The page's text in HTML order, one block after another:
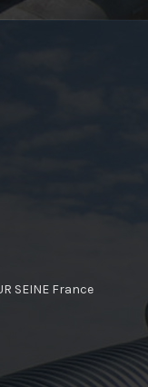
SEINE France